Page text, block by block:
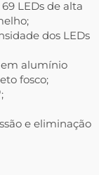
LEDs de alta
dos LEDs
em alumínio
fosco;
e eliminação